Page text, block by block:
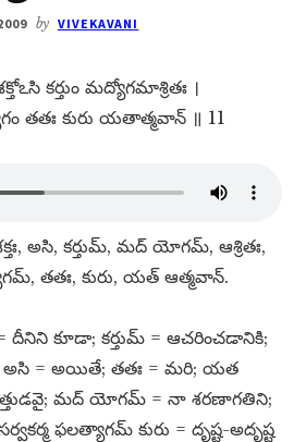
by VIVEKAVANI
కర్తుం మద్యోగమాశ్రితః ।
తతః కురు యతాత్మవాన్​ ॥ 11
అసి, కర్తుమ్​, మద్​ యోగమ్​, ఆశ్రితః,
తతః, కురు, యత్​ ఆత్మవాన్​.
కూడా; కర్తుమ్​ = ఆచరించడానికి;
అసి = అయితే; తతః = మరి; యత
మద్​ యోగమ్​ = నా శరణాగతిని;
ఫలత్యాగమ్​ కురు = దృష్ట-అదృష్ట